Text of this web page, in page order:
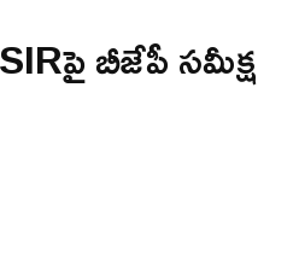
బీజేపీ సమీక్ష